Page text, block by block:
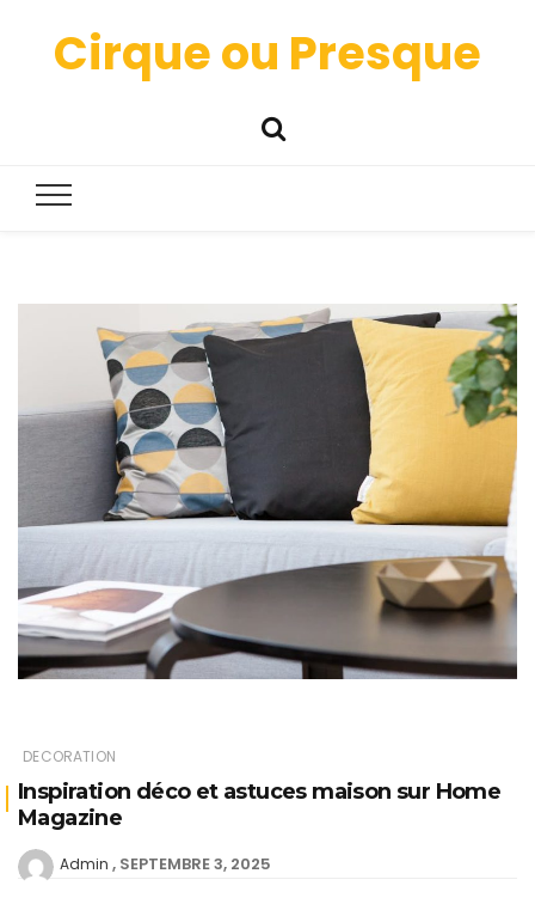
Cirque ou Presque
DECORATION
Inspiration déco et astuces maison sur Home
Magazine
Admin SEPTEMBRE 3, 2025